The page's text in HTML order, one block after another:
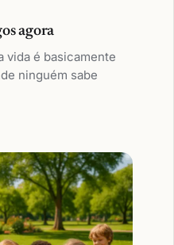
agora
vida é basicamente
ninguém sabe